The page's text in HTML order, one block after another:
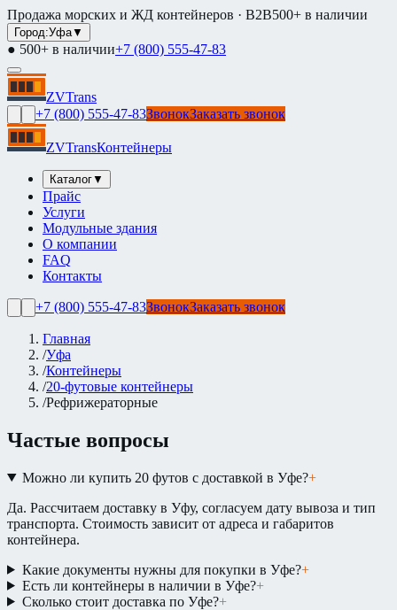
Продажа морских и ЖД контейнеров · B2B500+ в наличии
Город:Уфа▼
● 500+ в наличии+7 (800) 555-47-83
ZVTrans
+7 (800) 555-47-83ЗвонокЗаказать звонок
ZVTransКонтейнеры
Каталог▼
Прайс
Услуги
Модульные здания
О компании
FAQ
Контакты
+7 (800) 555-47-83ЗвонокЗаказать звонок
Главная
/Уфа
/Контейнеры
/20-футовые контейнеры
/Рефрижераторные
Частые вопросы
Можно ли купить 20 футов с доставкой в Уфе?+
Да. Рассчитаем доставку в Уфу, согласуем дату вывоза и тип
транспорта. Стоимость зависит от адреса и габаритов
контейнера.
Какие документы нужны для покупки в Уфе?+
Есть ли контейнеры в наличии в Уфе?+
Сколько стоит доставка по Уфе?+